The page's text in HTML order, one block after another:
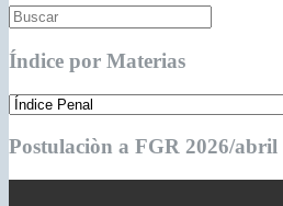
Índice por Materias
Postulaciòn a FGR 2026/abril